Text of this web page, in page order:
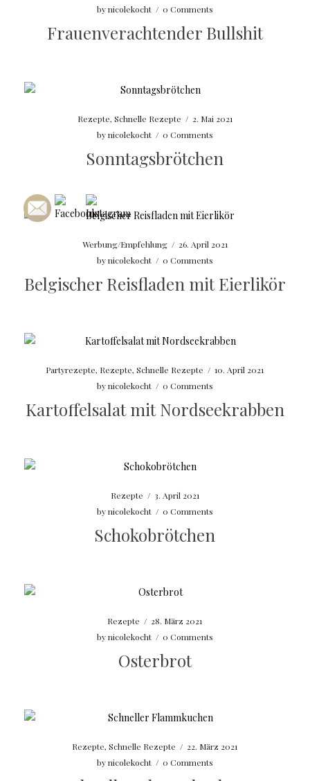
bynicolekocht / 0 Comments
Frauenverachtender Bullshit
Rezepte, Schnelle Rezepte / 2. Mai 2021
bynicolekocht / 0 Comments
Sonntagsbrötchen
Werbung/Empfehlung / 26. April 2021
bynicolekocht / 0 Comments
Belgischer Reisfladen mit Eierlikör
Partyrezepte, Rezepte,Schnelle Rezepte / 10. April 2021
bynicolekocht / 0 Comments
Kartoffelsalat mit Nordseekrabben
Rezepte / 3. April 2021
bynicolekocht / 0 Comments
Schokobrötchen
Rezepte / 28. März 2021
bynicolekocht / 0 Comments
Osterbrot
Rezepte,Schnelle Rezepte / 22. März 2021
bynicolekocht / 0 Comments